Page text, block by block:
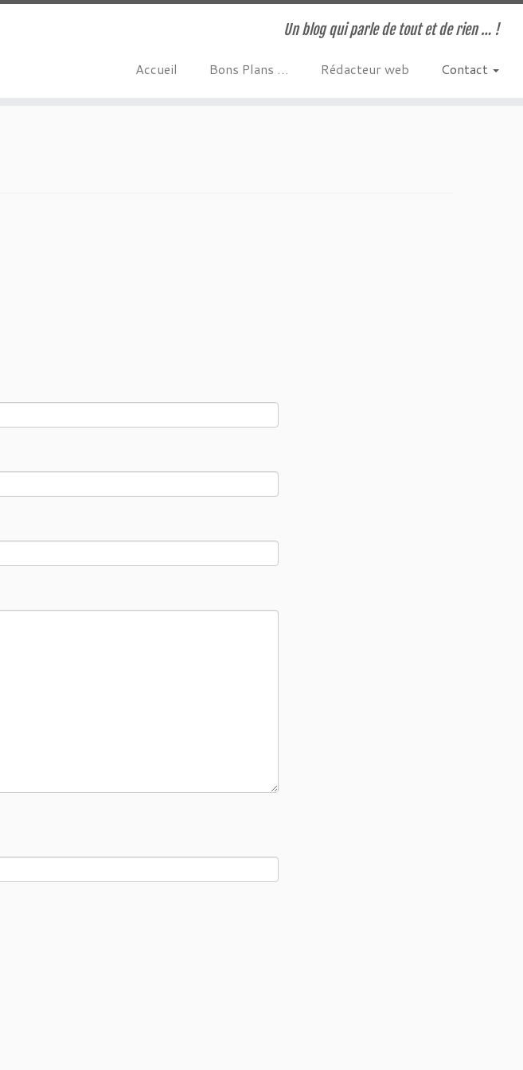
Un blog qui parle de tout et de rien … !
Accueil Bons Plans … Rédacteur web Contact